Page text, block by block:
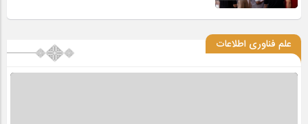
علم فناوری اطلاعات